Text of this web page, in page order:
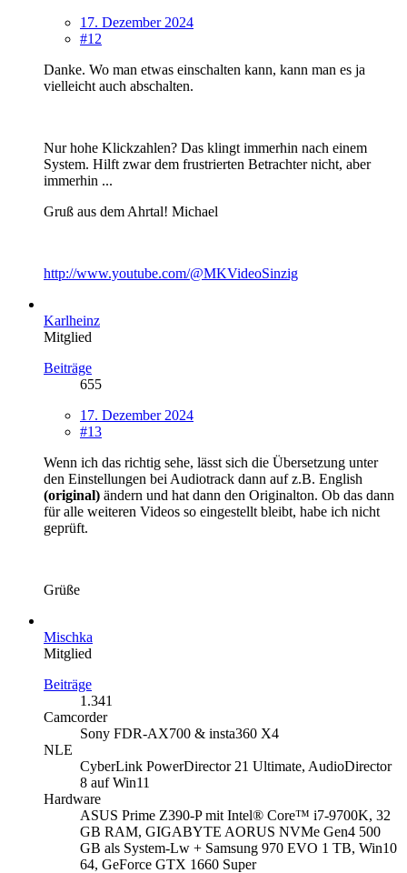
17. Dezember 2024
#12
Danke. Wo man etwas einschalten kann, kann man es ja
vielleicht auch abschalten.
Nur hohe Klickzahlen? Das klingt immerhin nach einem
System. Hilft zwar dem frustrierten Betrachter nicht, aber
immerhin ...
Gruß aus dem Ahrtal! Michael
http://www.youtube.com/@MKVideoSinzig
Karlheinz
Mitglied
Beiträge
655
17. Dezember 2024
#13
Wenn ich das richtig sehe, lässt sich die Übersetzung unter
den Einstellungen bei Audiotrack dann auf z.B. English
(original) ändern und hat dann den Originalton. Ob das dann
für alle weiteren Videos so eingestellt bleibt, habe ich nicht
geprüft.
Grüße
Mischka
Mitglied
Beiträge
1.341
Camcorder
Sony FDR-AX700 & insta360 X4
NLE
CyberLink PowerDirector 21 Ultimate, AudioDirector
8 auf Win11
Hardware
ASUS Prime Z390-P mit Intel® Core™ i7-9700K, 32
GB RAM, GIGABYTE AORUS NVMe Gen4 500
GB als System-Lw + Samsung 970 EVO 1 TB, Win10
64, GeForce GTX 1660 Super